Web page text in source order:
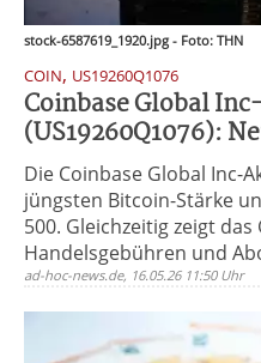
stock-6587619_1920.jpg - Foto: THN
COIN, US19260Q1076
Coinbase Global
(US19260Q1076):
Die Coinbase Global Inc-
jüngsten Bitcoin-Stärke
500. Gleichzeitig zeigt
Handelsgebühren und
ad-hoc-news.de, 16.05.26 11:50 Uhr